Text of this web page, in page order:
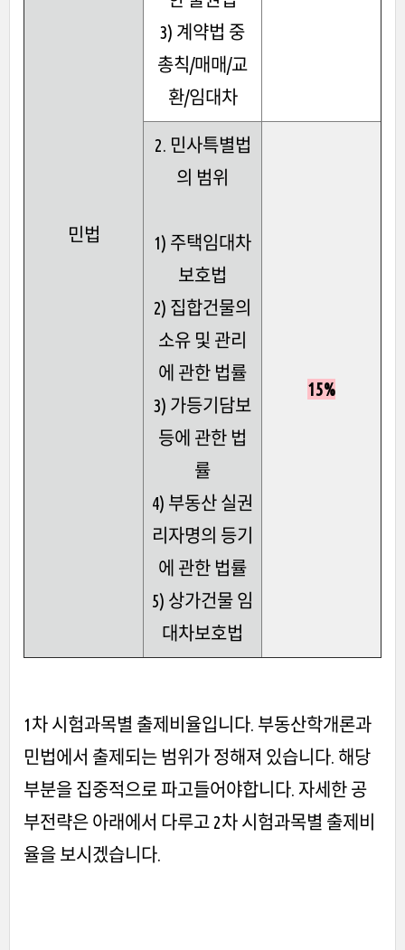
민법
3) 계약법 중
총칙/매매/교
환/임대차
2. 민사특별법
의 범위
1) 주택임대차
보호법
2) 집합건물의
소유 및 관리
에 관한 법률
3) 가등기담보
등에 관한 법
률
4) 부동산 실권
리자명의 등기
에 관한 법률
5) 상가건물 임
대차보호법
15%
1차 시험과목별 출제비율입니다. 부동산학개론과
민법에서 출제되는 범위가 정해져 있습니다. 해당
부분을 집중적으로 파고들어야합니다. 자세한 공
부전략은 아래에서 다루고 2차 시험과목별 출제비
율을 보시겠습니다.